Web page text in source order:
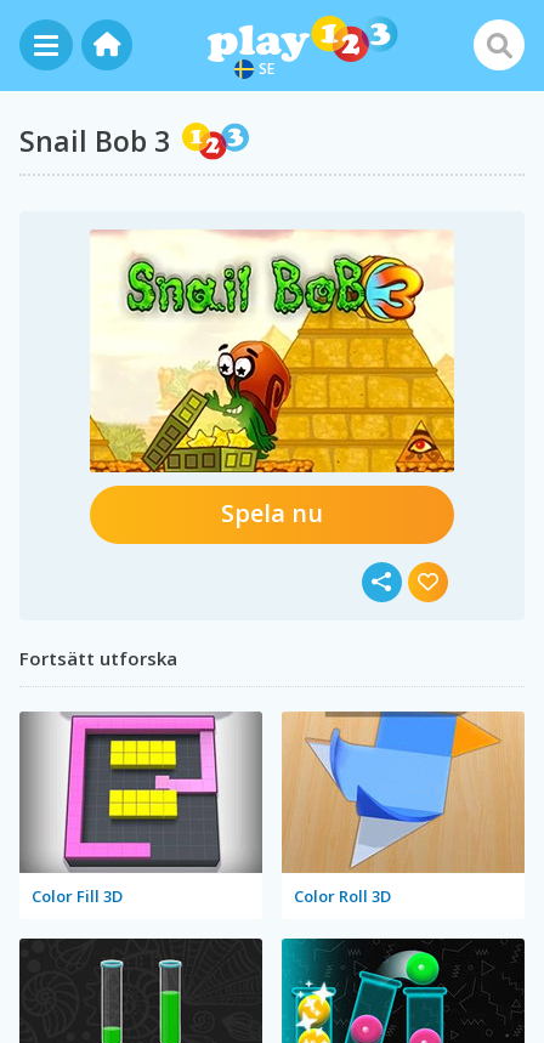
SE
Snail Bob 3
Spela nu
Fortsätt utforska
Color Fill 3D Color Roll 3D